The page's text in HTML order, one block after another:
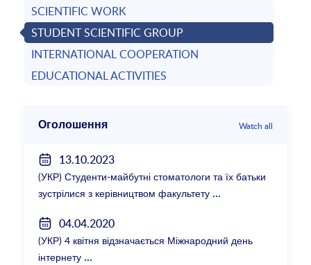
SCIENTIFIC WORK
STUDENT SCIENTIFIC GROUP
INTERNATIONAL COOPERATION
EDUCATIONAL ACTIVITIES
Оголошення Watch all
13.10.2023
(УКР) Студенти-майбутні стоматологи та їх батьки
зустрілися з керівництвом факультету
04.04.2020
(УКР) 4 квітня відзначається Міжнародний день
інтернету